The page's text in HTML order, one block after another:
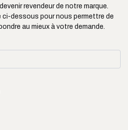
revendeur de notre marque.
ci-dessous pour nous permettre de
au mieux à votre demande.